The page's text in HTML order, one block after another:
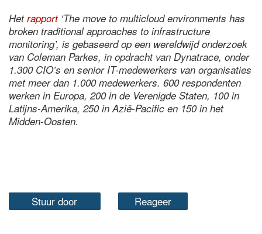
Hetrapport‘The move to multicloud environments has
broken traditional approaches to infrastructure
monitoring’, is gebaseerd op een wereldwijd onderzoek
van Coleman Parkes, in opdracht van Dynatrace, onder
1.300 CIO’s en senior IT-medewerkers van organisaties
met meer dan 1.000 medewerkers. 600 respondenten
werken in Europa, 200 in de Verenigde Staten, 100 in
Latijns-Amerika, 250 in Azië-Pacific en 150 in het
Midden-Oosten.
Stuur door Reageer